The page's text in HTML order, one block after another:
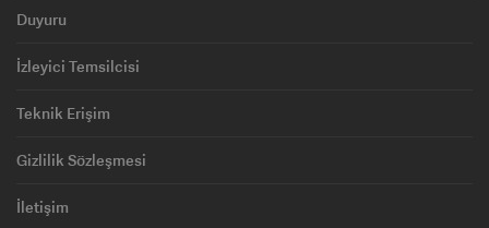
Duyuru
İzleyici Temsilcisi
Teknik Erişim
Gizlilik Sözleşmesi
İletişim